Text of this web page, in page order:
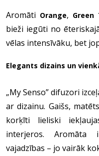
Aromāti Orange, Green
bieži iegūti no
vēlas intensīvāku, bet
Elegants dizains un
„My Senso” difuzori
ar dizainu. Gaišs,
korķīti lieliski
interjeros.
vajadzības – jo vairāk